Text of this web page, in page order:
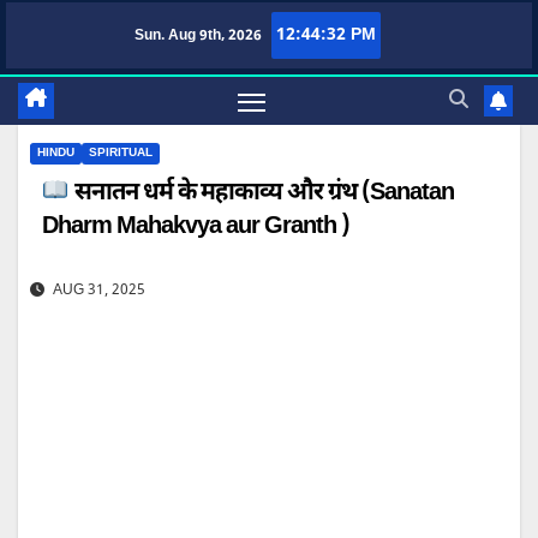
content
Sun. Aug 9th, 2026 12:44:33 PM
TufaWrite – Latest Technology Updates, Informative Knowledge & Spiritual
HINDU SPIRITUAL
सनातन धर्म के महाकाव्य और ग्रंथ (Sanatan
Dharm Mahakvya aur Granth )
AUG 31, 2025